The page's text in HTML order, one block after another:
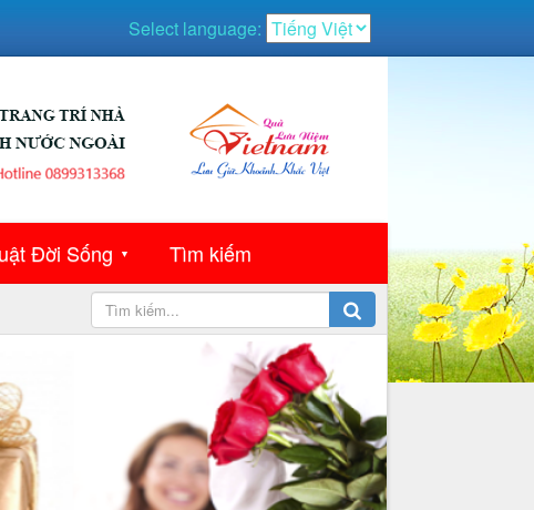
Đời Sống ▼ Tìm kiếm
Select language: